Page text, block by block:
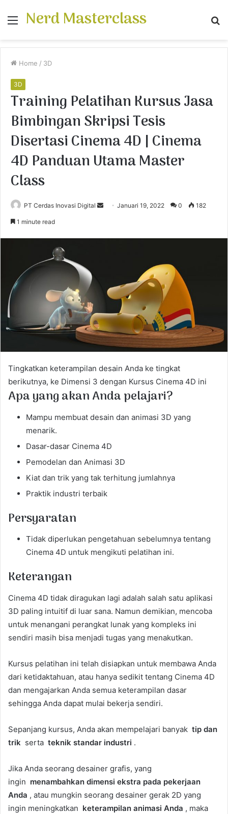
Menu
Nerd Masterclass
Home / 3D
3D
Training Pelatihan Kursus Jasa
Bimbingan Skripsi Tesis
Disertasi Cinema 4D | Cinema
4D Panduan Utama Master
Class
PT Cerdas Inovasi Digital
m
i
l
Januari 19, 2022 0 182
1 minute read
Tingkatkan keterampilan desain Anda ke tingkat
berikutnya, ke Dimensi 3 dengan Kursus Cinema 4D ini
Apa yang akan Anda pelajari?
Mampu membuat desain dan animasi 3D yang
menarik.
Dasar-dasar Cinema 4D
Pemodelan dan Animasi 3D
Kiat dan trik yang tak terhitung jumlahnya
Praktik industri terbaik
Persyaratan
Tidak diperlukan pengetahuan sebelumnya tentang
Cinema 4D untuk mengikuti pelatihan ini.
Keterangan
Cinema 4D tidak diragukan lagi adalah salah satu aplikasi
3D paling intuitif di luar sana. Namun demikian, mencoba
untuk menangani perangkat lunak yang kompleks ini
sendiri masih bisa menjadi tugas yang menakutkan.
Kursus pelatihan ini telah disiapkan untuk membawa Anda
dari ketidaktahuan, atau hanya sedikit tentang Cinema 4D
dan mengajarkan Anda semua keterampilan dasar
sehingga Anda dapat mulai bekerja sendiri.
Sepanjang kursus, Anda akan mempelajari banyak tip dan
trik serta teknik standar industri .
Jika Anda seorang desainer grafis, yang
ingin menambahkan dimensi ekstra pada pekerjaan
Anda , atau mungkin seorang desainer gerak 2D yang
ingin meningkatkan keterampilan animasi Anda , maka